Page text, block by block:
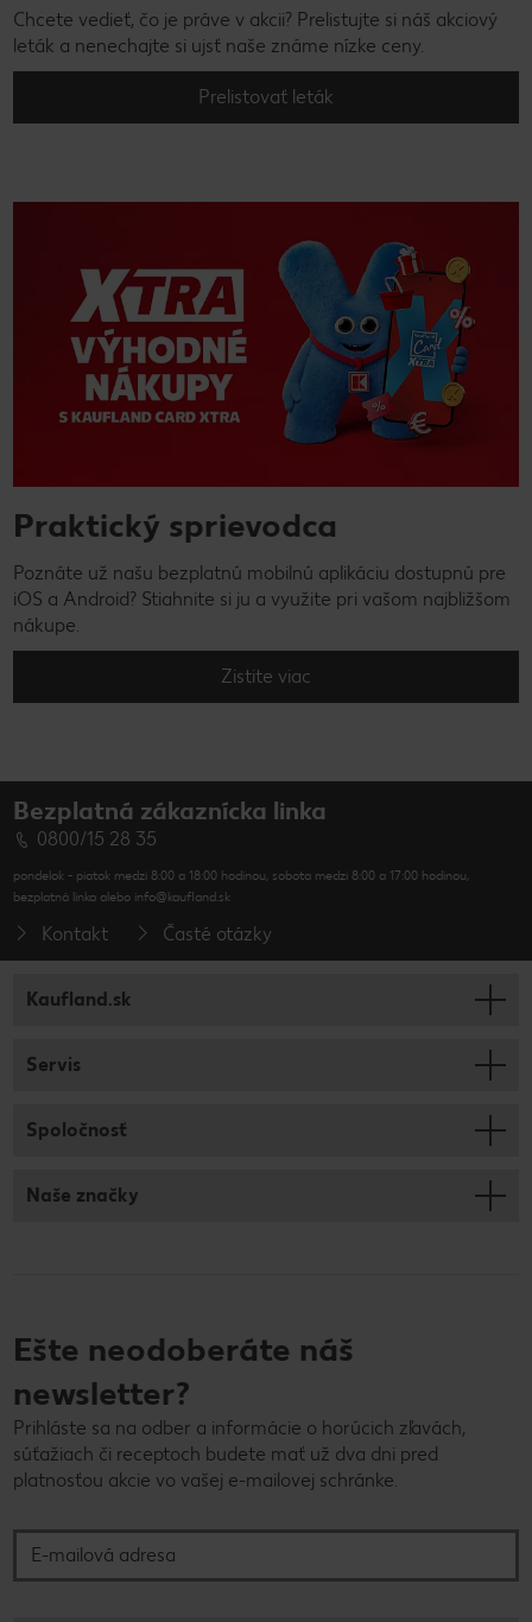
Chcete vedieť, čo je práve v akcii? Prelistujte si náš akciový
leták a nenechajte si ujsť naše známe nízke ceny.
Prelistovať leták
Praktický sprievodca
Poznáte už našu bezplatnú mobilnú aplikáciu dostupnú pre
iOS a Android? Stiahnite si ju a využite pri vašom najbližšom
nákupe.
Zistite viac
Bezplatná zákaznícka linka
0800/15 28 35
pondelok - piatok medzi 8:00 a 18:00 hodinou, sobota medzi 8:00 a 17:00 hodinou,
bezplatná linka alebo info@kaufland.sk
Kontakt Časté otázky
Kaufland.sk
Servis
Spoločnosť
Naše značky
Ešte neodoberáte náš
newsletter?
Prihláste sa na odber a informácie o horúcich zľavách,
súťažiach či receptoch budete mať už dva dni pred
platnosťou akcie vo vašej e-mailovej schránke.